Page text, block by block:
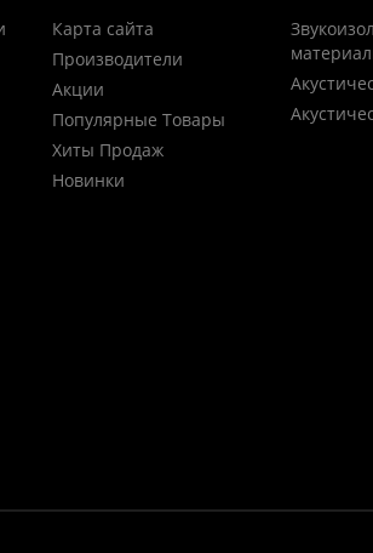
Карта сайта
Производители
Акции
Популярные Товары
Хиты Продаж
Новинки